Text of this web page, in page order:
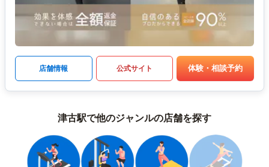
店舗情報 公式サイト 体験・相談予約
津古駅で他のジャンルの店舗を探す